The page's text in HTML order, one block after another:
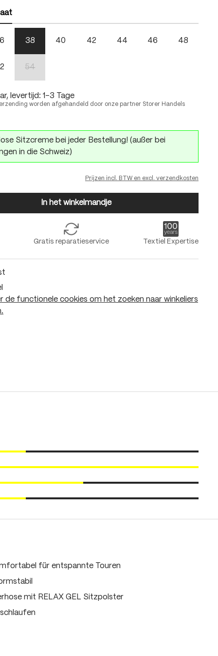
38 40 42 44 46 48
54
levertijd: 1-3 Tage
worden afgehandeld door onze partner Storer Handels
Sitzcreme bei jeder Bestellung! (außer bei
in die Schweiz)
Prijzen incl. BTW en excl. verzendkosten
In het winkelmandje
Gratis reparatieservice Textiel Expertise
de functionele cookies om het zoeken naar winkeliers
für entspannte Touren
mit RELAX GEL Sitzpolster